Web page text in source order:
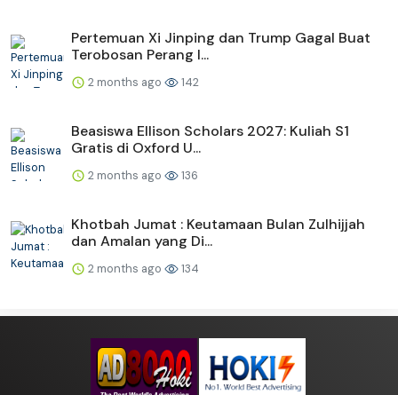
Pertemuan Xi Jinping dan Trump Gagal Buat
Terobosan Perang I...
2 months ago 142
Beasiswa Ellison Scholars 2027: Kuliah S1
Gratis di Oxford U...
2 months ago 136
Khotbah Jumat : Keutamaan Bulan Zulhijjah
dan Amalan yang Di...
2 months ago 134